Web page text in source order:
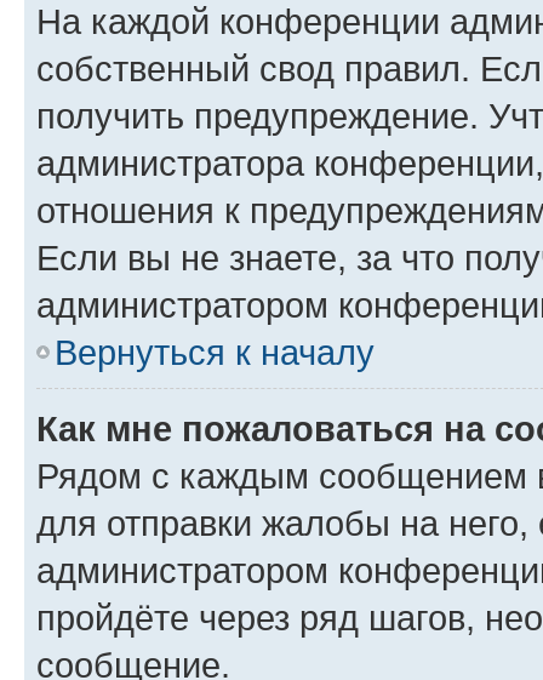
На каждой конференции
собственный свод правил.
получить предупреждение.
администратора
отношения к
Если вы не знаете, за что
администратором
Вернуться к началу
Как мне пожаловаться на
Рядом с каждым сообщением
для отправки жалобы на
администратором
пройдёте через ряд шагов,
сообщение.